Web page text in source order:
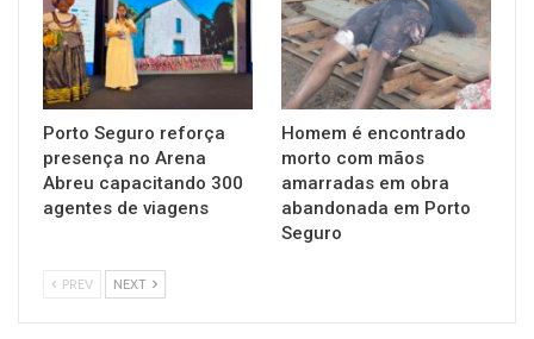
Porto Seguro reforça
presença no Arena
Abreu capacitando 300
agentes de viagens
Homem é encontrado
morto com mãos
amarradas em obra
abandonada em Porto
Seguro
PREV NEXT